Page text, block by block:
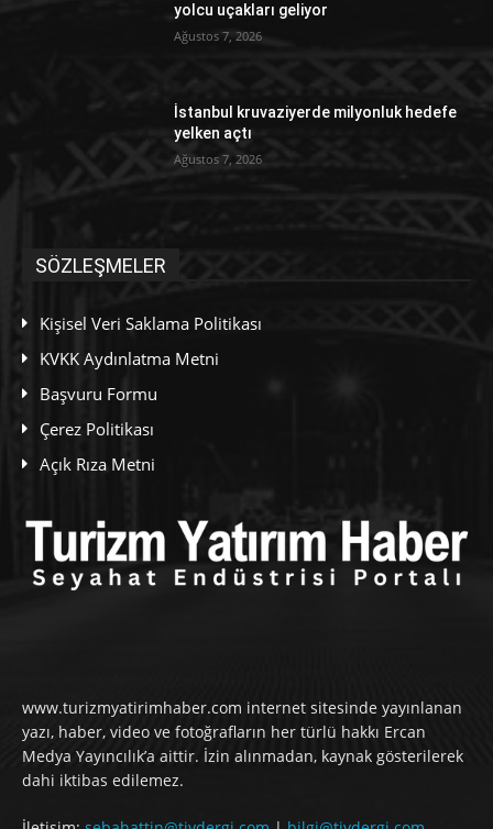
yolcu uçakları geliyor
Ağustos 7, 2026
İstanbul kruvaziyerde milyonluk hedefe
yelken açtı
Ağustos 7, 2026
SÖZLEŞMELER
Kişisel Veri Saklama Politikası
KVKK Aydınlatma Metni
Başvuru Formu
Çerez Politikası
Açık Rıza Metni
www.turizmyatirimhaber.com internet sitesinde yayınlanan
yazı, haber, video ve fotoğrafların her türlü hakkı Ercan
Medya Yayıncılık’a aittir. İzin alınmadan, kaynak gösterilerek
dahi iktibas edilemez.